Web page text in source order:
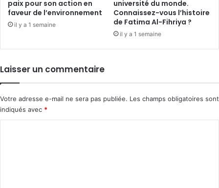
paix pour son action en
faveur de l’environnement
il y a 1 semaine
université du monde.
Connaissez-vous l’histoire
de Fatima Al-Fihriya ?
il y a 1 semaine
Laisser un commentaire
Votre adresse e-mail ne sera pas publiée. Les champs obligatoires sont
indiqués avec *